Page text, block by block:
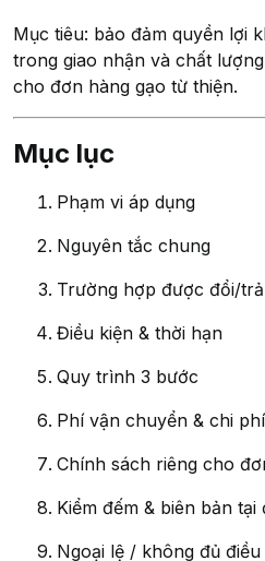
Mục tiêu: bảo đảm quyền lợi
trong giao nhận và chất
cho đơn hàng gạo từ thiện.
Mục lục
Phạm vi áp dụng
Nguyên tắc chung
Trường hợp được đổi/trả
Điều kiện & thời hạn
Quy trình 3 bước
Phí vận chuyển & chi
Chính sách riêng cho
Kiểm đếm & biên bản tại
Ngoại lệ / không đủ điều